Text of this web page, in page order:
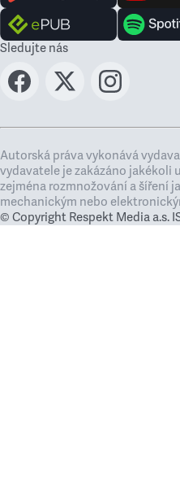
Sledujte nás
Autorská práva vykonává
vydavatele je zakázáno jakékoli
zejména rozmnožování a šíření
mechanickým nebo
© Copyright Respekt Media a.s.